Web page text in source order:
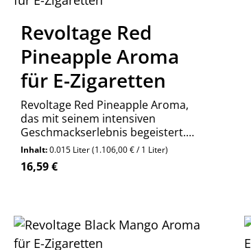
Revoltage Red
Pineapple Aroma
für E-Zigaretten
Revoltage Red Pineapple Aroma,
das mit seinem intensiven
Geschmackserlebnis begeistert.
Dieses Aroma verbindet die
erfrischende Süße von reifen
Ananas mit einem Hauch von
Leidenschaft
Inhalt:0.015 Liter(1.106,00 € / 1 Liter)
Regulärer Preis:
16,59 €